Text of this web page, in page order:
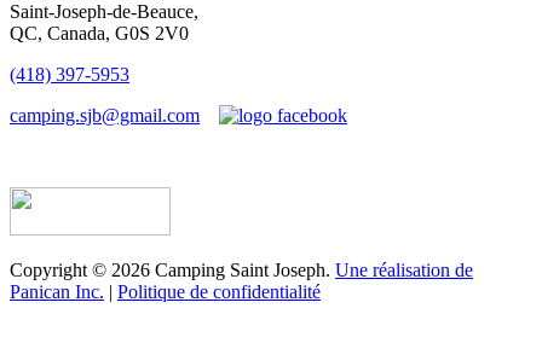
Saint-Joseph-de-Beauce,
QC, Canada, G0S 2V0
(418) 397-5953
camping.sjb@gmail.com
Copyright © 2026 Camping Saint Joseph. Une réalisation de
Panican Inc. | Politique de confidentialité